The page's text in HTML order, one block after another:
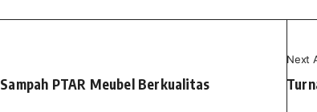
PTAR Meubel Berkualitas
Next